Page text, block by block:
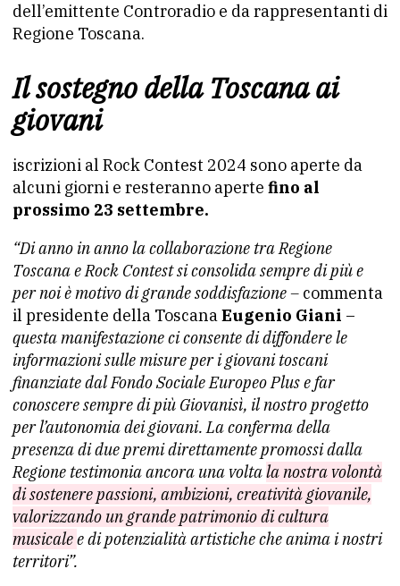
dell’emittente Controradio e da rappresentanti di
Regione Toscana.
Il sostegno della Toscana ai
giovani
iscrizioni al Rock Contest 2024 sono aperte da
alcuni giorni e resteranno aperte fino al
prossimo 23 settembre.
“Di anno in anno la collaborazione tra Regione
Toscana e Rock Contest si consolida sempre di più e
per noi è motivo di grande soddisfazione – commenta
il presidente della ToscanaEugenio Giani –
questa manifestazione ci consente di diffondere le
informazioni sulle misure per i giovani toscani
finanziate dal Fondo Sociale Europeo Plus e far
conoscere sempre di più Giovanisì, il nostro progetto
per l’autonomia dei giovani. La conferma della
presenza di due premi direttamente promossi dalla
Regione testimonia ancora una voltala nostra volontà
di sostenere passioni, ambizioni, creatività giovanile,
valorizzando un grande patrimonio di cultura
musicalee di potenzialità artistiche che anima i nostri
territori”.